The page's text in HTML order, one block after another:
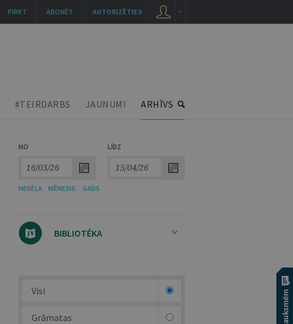
#TEIRDARBS JAUNUMI ARHĪVS
NO LĪDZ
NEDĒĻA MĒNESIS GADS
BIBLIOTĒKA
Visi
Grāmatas
AUTORIZĒTIES
ABONĒT
PIRKT